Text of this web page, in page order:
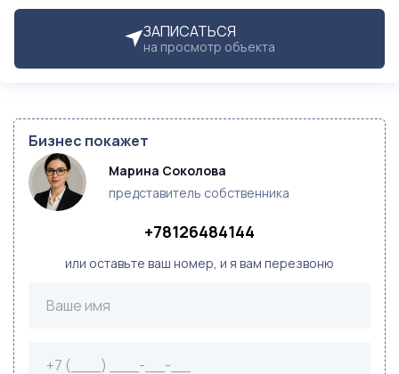
ЗАПИСАТЬСЯ
на просмотр объекта
Бизнес покажет
Марина Соколова
представитель собственника
+78126484144
или оставьте ваш номер, и я вам перезвоню